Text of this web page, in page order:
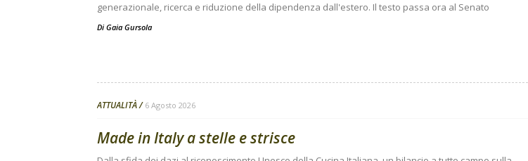
generazionale, ricerca e riduzione della dipendenza dall'estero. Il testo passa ora al Senato
Di Gaia Gursola
ATTUALITÀ 6 Agosto 2026
Made in Italy a stelle e strisce